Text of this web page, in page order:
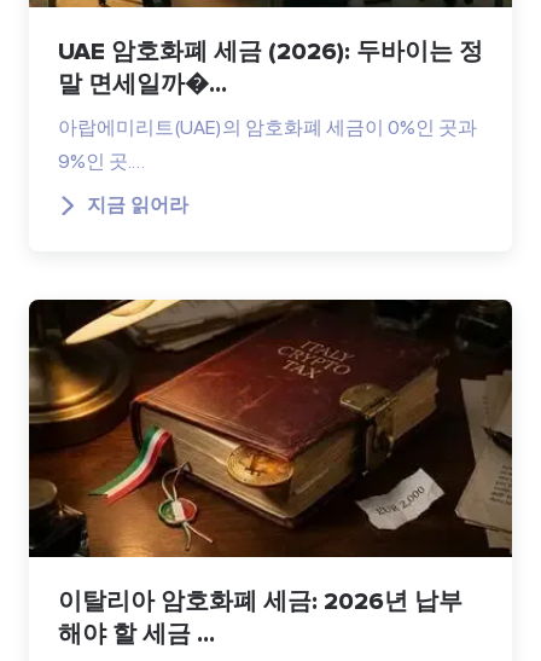
UAE 암호화폐 세금 (2026): 두바이는 정
말 면세일까�...
아랍에미리트(UAE)의 암호화폐 세금이 0%인 곳과
9%인 곳.…
지금 읽어라
이탈리아 암호화폐 세금: 2026년 납부
해야 할 세금 ...